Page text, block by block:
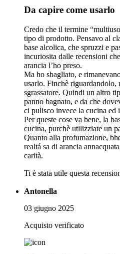
Da capire come usarlo
Credo che il termine
tipo di prodotto. Pensavo al
base alcolica, che spruzzi e
incuriosita dalle recensioni
arancia l’ho preso.
Ma ho sbagliato, e
usarlo. Finchè riguardandolo,
sgrassatore. Quindi un altro
panno bagnato, e da che
ci pulisco invece la cucina ed
Per queste cose va bene, la
cucina, purchè utilizziate un
Quanto alla profumazione,
realtá sa di arancia
carità.
Ti è stata utile questa
Antonella
03 giugno 2025
Acquisto verificato